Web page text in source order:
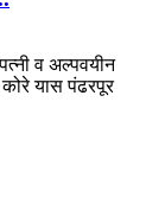
व अल्पवयीन
यास पंढरपूर